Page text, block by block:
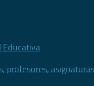
Educativa
profesores, asignaturas